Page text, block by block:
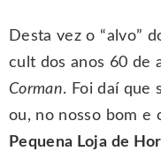
Desta vez o “alvo”
cult dos anos 60 de
Corman. Foi daí que
ou, no nosso bom e
Pequena Loja de